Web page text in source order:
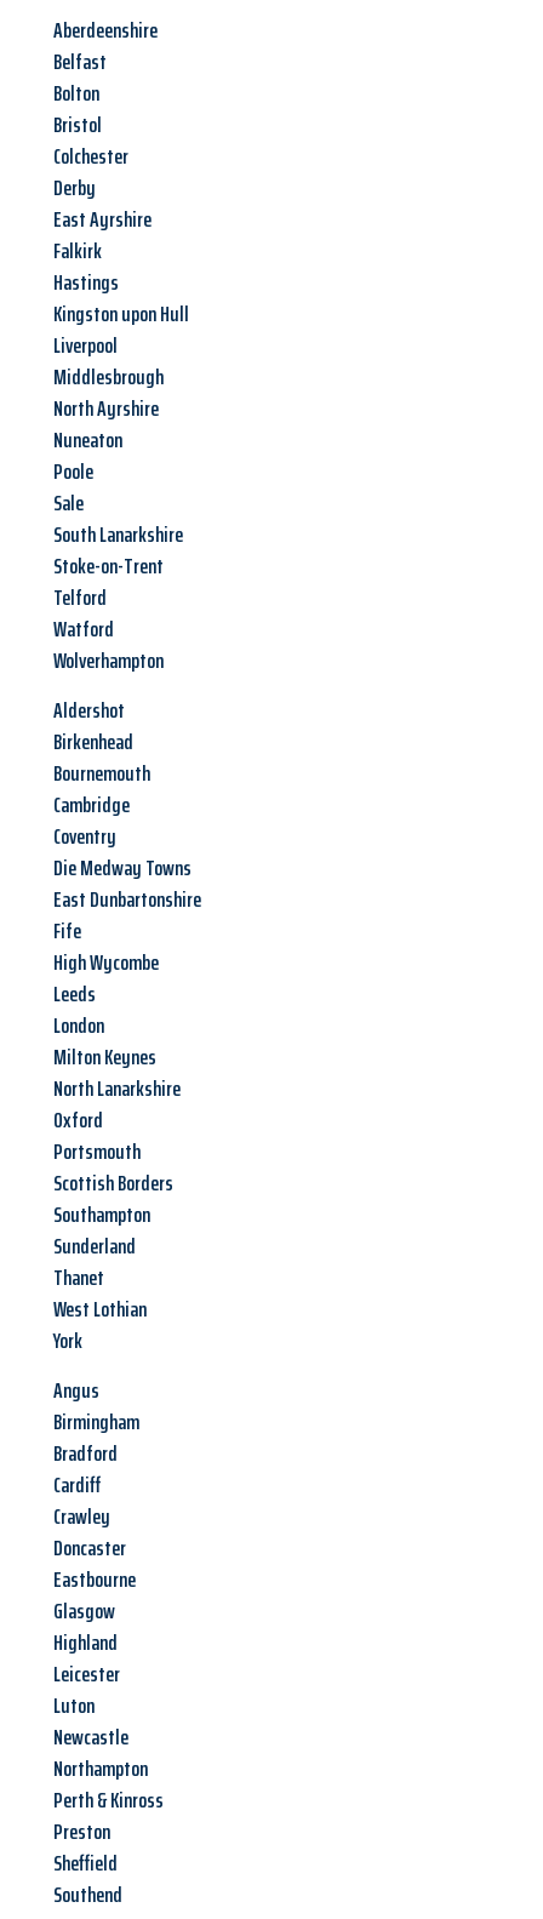
Aberdeenshire
Belfast
Bolton
Bristol
Colchester
Derby
East Ayrshire
Falkirk
Hastings
Kingston upon Hull
Liverpool
Middlesbrough
North Ayrshire
Nuneaton
Poole
Sale
South Lanarkshire
Stoke-on-Trent
Telford
Watford
Wolverhampton
Aldershot
Birkenhead
Bournemouth
Cambridge
Coventry
Die Medway Towns
East Dunbartonshire
Fife
High Wycombe
Leeds
London
Milton Keynes
North Lanarkshire
Oxford
Portsmouth
Scottish Borders
Southampton
Sunderland
Thanet
West Lothian
York
Angus
Birmingham
Bradford
Cardiff
Crawley
Doncaster
Eastbourne
Glasgow
Highland
Leicester
Luton
Newcastle
Northampton
Perth & Kinross
Preston
Sheffield
Southend